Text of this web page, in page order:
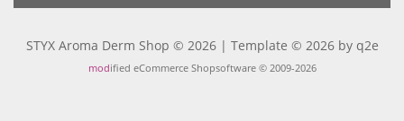
STYX Aroma Derm Shop © 2026 | Template © 2026 by q2e
modified eCommerce Shopsoftware © 2009-2026